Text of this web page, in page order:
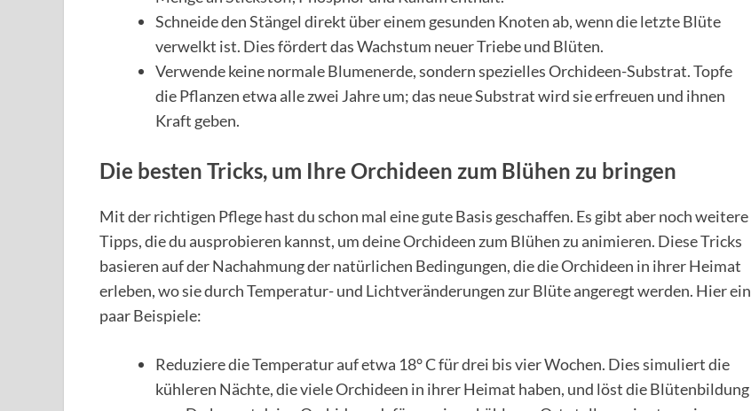
Schneide den Stängel direkt über einem gesunden Knoten ab, wenn die letzte Blüte
verwelkt ist. Dies fördert das Wachstum neuer Triebe und Blüten.
Verwende keine normale Blumenerde, sondern spezielles Orchideen-Substrat. Topfe
die Pflanzen etwa alle zwei Jahre um; das neue Substrat wird sie erfreuen und ihnen
Kraft geben.
Die besten Tricks, um Ihre Orchideen zum Blühen zu bringen
Mit der richtigen Pflege hast du schon mal eine gute Basis geschaffen. Es gibt aber noch weitere
Tipps, die du ausprobieren kannst, um deine Orchideen zum Blühen zu animieren. Diese Tricks
basieren auf der Nachahmung der natürlichen Bedingungen, die die Orchideen in ihrer Heimat
erleben, wo sie durch Temperatur- und Lichtveränderungen zur Blüte angeregt werden. Hier ein
paar Beispiele:
Reduziere die Temperatur auf etwa 18° C für drei bis vier Wochen. Dies simuliert die
kühleren Nächte, die viele Orchideen in ihrer Heimat haben, und löst die Blütenbildung